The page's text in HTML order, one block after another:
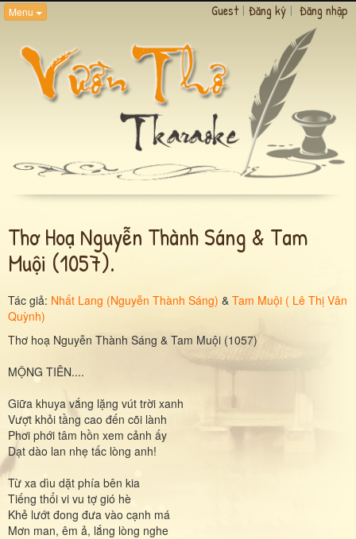
Menu Guest | Đăng ký | Đăng nhập
Thơ Hoạ Nguyễn Thành Sáng & Tam
Muội (1057).
Tác giả: Nhất Lang (Nguyễn Thành Sáng) & Tam Muội ( Lê Thị Vân
Quỳnh)
Thơ hoạ Nguyễn Thành Sáng & Tam Muội (1057)
MỘNG TIÊN....
Giữa khuya vắng lặng vút trời xanh
Vượt khỏi tầng cao đến cõi lành
Phơi phới tâm hồn xem cảnh ấy
Dạt dào lan nhẹ tấc lòng anh!
Từ xa dìu dặt phía bên kia
Tiếng thổi vi vu tợ gió hè
Khẻ lướt đong đưa vào cạnh má
Mơn man, êm ả, lắng lòng nghe